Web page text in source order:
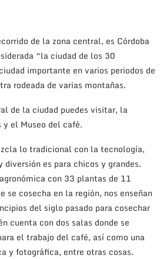
de la zona central, es Córdoba
“la ciudad de los 30
importante en varios periodos de
rodeada de varias montañas.
de la ciudad puedes visitar, la
el Museo del café.
lo tradicional con la tecnología,
diversión es para chicos y grandes.
con 33 plantas de 11
se cosecha en la región, nos enseñan
del siglo pasado para cosechar
cuenta con dos salas donde se
el trabajo del café, así como una
y fotográfica, entre otras cosas.